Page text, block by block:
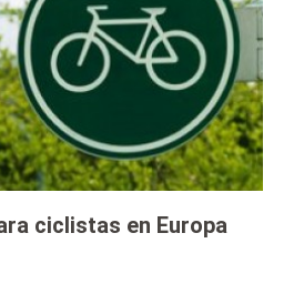
ciclistas en Europa